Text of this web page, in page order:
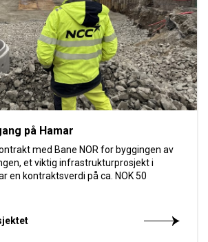
på Hamar
med Bane NOR for byggingen av
et viktig infrastrukturprosjekt i
en kontraktsverdi på ca. NOK 50